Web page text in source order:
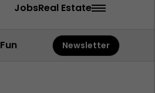
JobsReal Estate
Fun Newsletter